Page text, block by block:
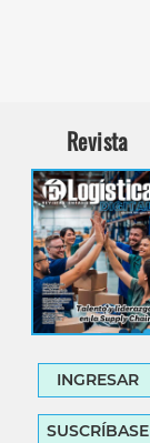
Revista
INGRESAR
SUSCRÍBASE